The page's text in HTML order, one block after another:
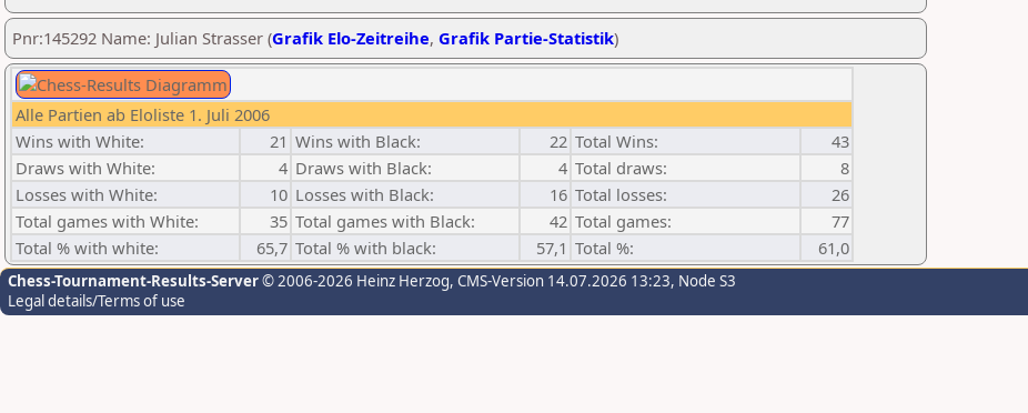
Pnr:145292 Name: Julian Strasser (Grafik Elo-Zeitreihe, Grafik Partie-Statistik)
Alle Partien ab Eloliste 1. Juli 2006
Wins with White:
21 Wins with Black: 22 Total Wins:
43
Draws with White:
4 Draws with Black: 4 Total draws:
8
Losses with White:
10 Losses with Black: 16 Total losses:
26
Total games with White:
35 Total games with Black: 42 Total games:
77
Total % with white:
65,7 Total % with black: 57,1 Total %: 61,0
Chess-Tournament-Results-Server© 2006-2026 Heinz Herzog, CMS-Version 14.07.2026 13:23, Node S3
Legal details/Terms of use